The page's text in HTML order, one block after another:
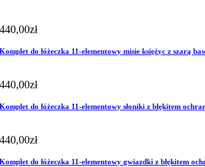
440,00zł
Komplet do łóżeczka 11-elementowy misie księżyc z szarą
440,00zł
Komplet do łóżeczka 11-elementowy słoniki z błękitem
440,00zł
Komplet do łóżeczka 11-elementowy gwiazdki z błękitem